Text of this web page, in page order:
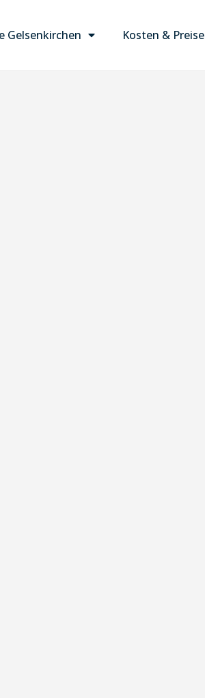
Gelsenkirchen Kosten & Preise